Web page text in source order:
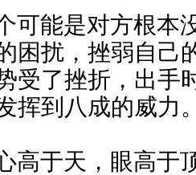
可能是对方根本
困扰，挫弱自己
受了挫折，出手
挥到八成的威力
高于天，眼高于